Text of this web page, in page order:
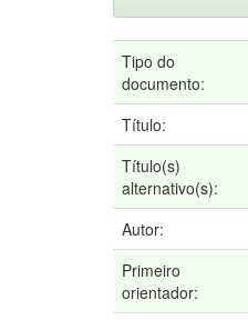
Tipo do
documento:
Título:
Título(s)
alternativo(s):
Autor:
Primeiro
orientador: